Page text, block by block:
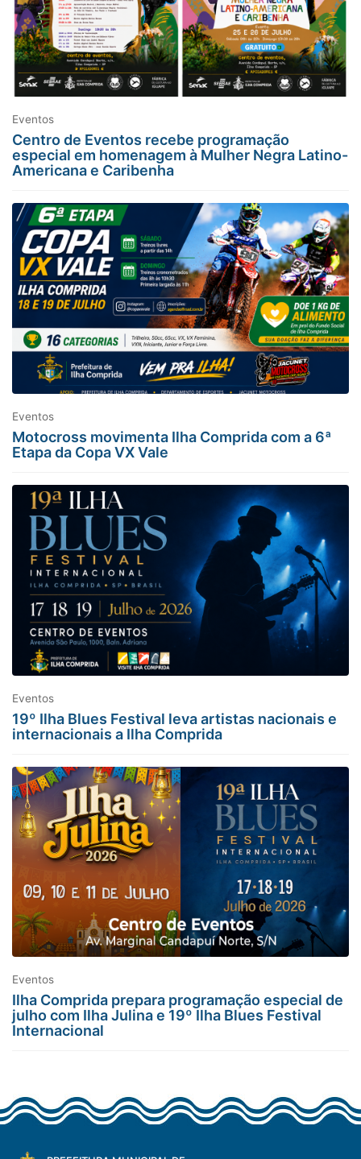
Eventos
Centro de Eventos recebe programação
especial em homenagem à Mulher Negra Latino-
Americana e Caribenha
Eventos
Motocross movimenta Ilha Comprida com a 6ª
Etapa da Copa VX Vale
Eventos
19º Ilha Blues Festival leva artistas nacionais e
internacionais a Ilha Comprida
Eventos
Ilha Comprida prepara programação especial de
julho com Ilha Julina e 19º Ilha Blues Festival
Internacional